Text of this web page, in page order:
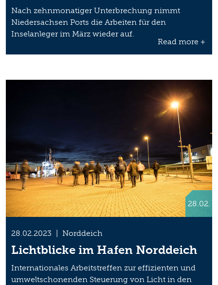
Nach zehnmonatiger Unterbrechung nimmt
Niedersachsen Ports die Arbeiten für den
Inselanleger im März wieder auf.
Read more +
28.02.
28.02.2023 Norddeich
Lichtblicke im Hafen Norddeich
Internationales Arbeitstreffen zur effizienten und
umweltschonenden Steuerung von Licht in den